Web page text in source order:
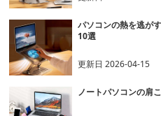
パソコンの熱を逃が
10選
更新日2026-04-15
ノートパソコンの肩